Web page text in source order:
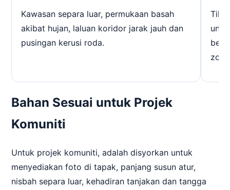
Kawasan separa luar, permukaan basah
akibat hujan, laluan koridor jarak jauh dan
pusingan kerusi roda.
zon
Bahan Sesuai untuk Projek
Komuniti
Untuk projek komuniti, adalah disyorkan untuk
menyediakan foto di tapak, panjang susun atur,
nisbah separa luar, kehadiran tanjakan dan tangga